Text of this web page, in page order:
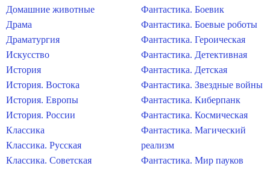
Домашние животные
Драма
Драматургия
Искусство
История
История. Востока
История. Европы
История. России
Классика
Классика. Русская
Классика. Советская
Фантастика. Боевик
Фантастика. Боевые роботы
Фантастика. Героическая
Фантастика. Детективная
Фантастика. Детская
Фантастика. Звездные войны
Фантастика. Киберпанк
Фантастика. Космическая
Фантастика. Магический
реализм
Фантастика. Мир пауков